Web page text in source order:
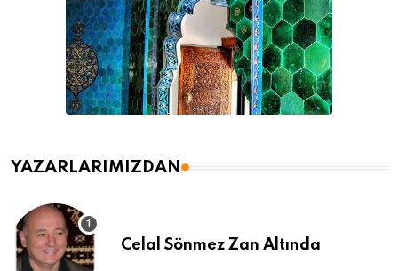
YAZARLARIMIZDAN
Celal Sönmez Zan Altında